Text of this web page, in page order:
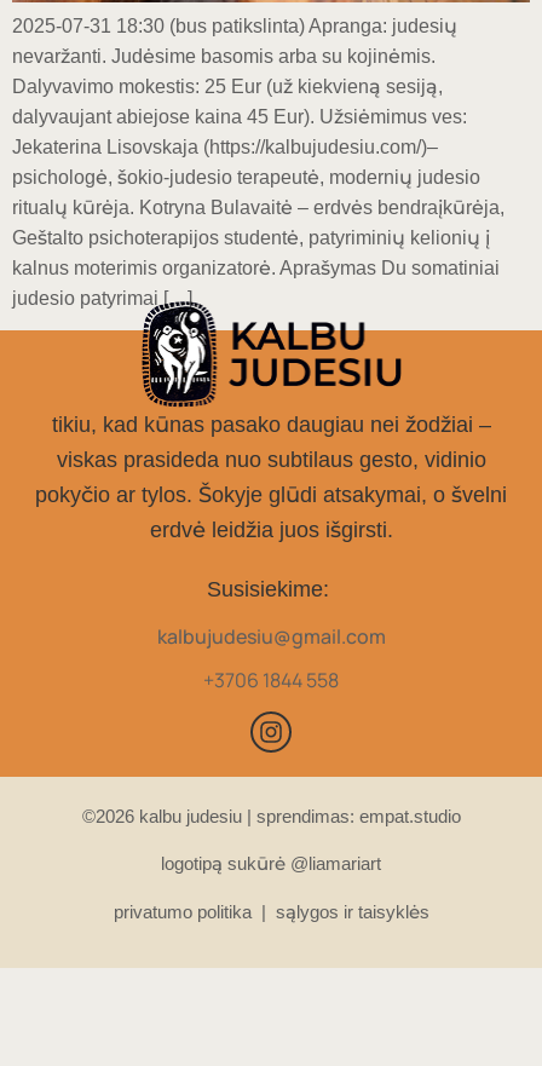
2025-07-31 18:30 (bus patikslinta) Apranga: judesių
nevaržanti. Judėsime basomis arba su kojinėmis.
Dalyvavimo mokestis: 25 Eur (už kiekvieną sesiją,
dalyvaujant abiejose kaina 45 Eur). Užsiėmimus ves:
Jekaterina Lisovskaja (https://kalbujudesiu.com/)–
psichologė, šokio-judesio terapeutė, modernių judesio
ritualų kūrėja. Kotryna Bulavaitė – erdvės bendraįkūrėja,
Geštalto psichoterapijos studentė, patyriminių kelionių į
kalnus moterimis organizatorė. Aprašymas Du somatiniai
judesio patyrimai […]
tikiu, kad kūnas pasako daugiau nei žodžiai –
viskas prasideda nuo subtilaus gesto, vidinio
pokyčio ar tylos. Šokyje glūdi atsakymai, o švelni
erdvė leidžia juos išgirsti.
Susisiekime:
kalbujudesiu@gmail.com
+3706 1844 558
©2026 kalbu judesiu | sprendimas: empat.studio
logotipą sukūrė @liamariart
privatumo politika | sąlygos ir taisyklės